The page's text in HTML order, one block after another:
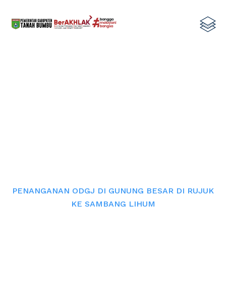
PENANGANAN ODGJ DI GUNUNG BESAR DI RUJUK
KE SAMBANG LIHUM